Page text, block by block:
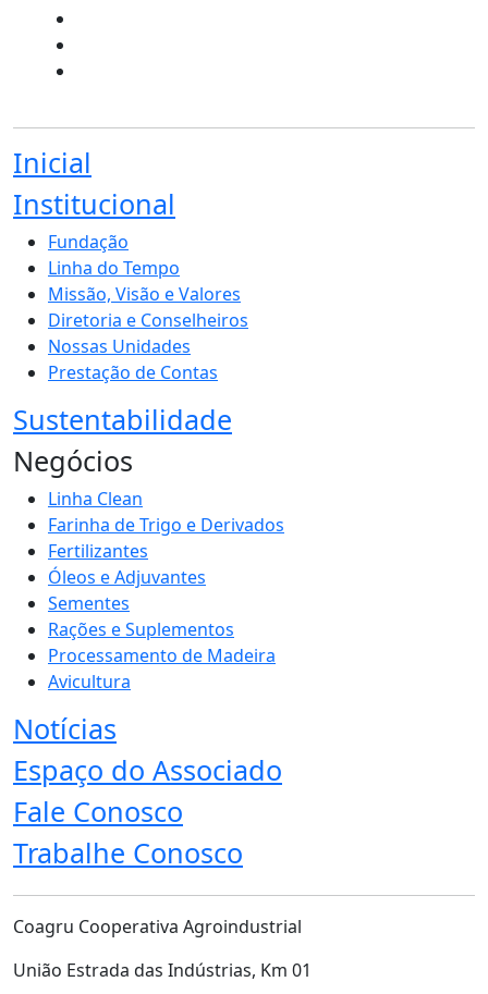
Inicial
Institucional
Fundação
Linha do Tempo
Missão, Visão e Valores
Diretoria e Conselheiros
Nossas Unidades
Prestação de Contas
Sustentabilidade
Negócios
Linha Clean
Farinha de Trigo e Derivados
Fertilizantes
Óleos e Adjuvantes
Sementes
Rações e Suplementos
Processamento de Madeira
Avicultura
Notícias
Espaço do Associado
Fale Conosco
Trabalhe Conosco
Coagru Cooperativa Agroindustrial
União Estrada das Indústrias, Km 01